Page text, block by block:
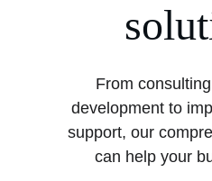
From
development to
support, our
can help your